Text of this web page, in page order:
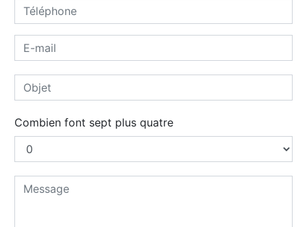
Combien font sept plus quatre